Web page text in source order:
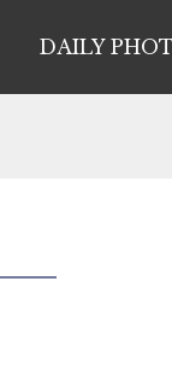
DAILY